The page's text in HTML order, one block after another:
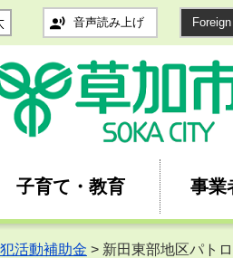
音声読み上げ
子育て・教育 事業
活動補助金 > 新田東部地区パト